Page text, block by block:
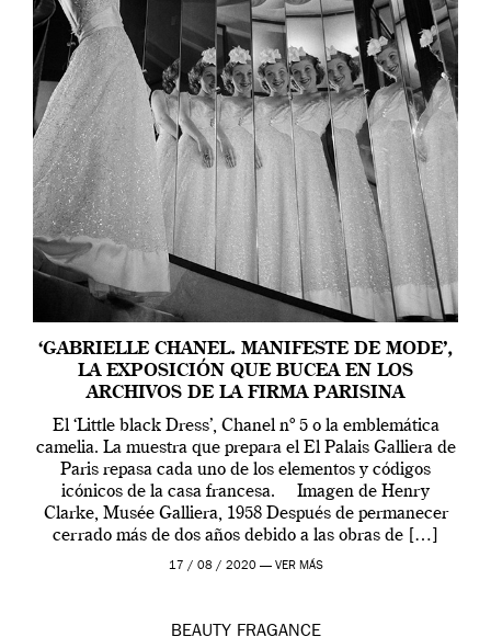
‘GABRIELLE CHANEL. MANIFESTE DE MODE’,
LA EXPOSICIÓN QUE BUCEA EN LOS
ARCHIVOS DE LA FIRMA PARISINA
El ‘Little black Dress’, Chanel nº 5 o la emblemática
camelia. La muestra que prepara el El Palais Galliera de
Paris repasa cada uno de los elementos y códigos
icónicos de la casa francesa. Imagen de Henry
Clarke, Musée Galliera, 1958 Después de permanecer
cerrado más de dos años debido a las obras de […]
17 / 08 / 2020 — VER MÁS
BEAUTY FRAGANCE